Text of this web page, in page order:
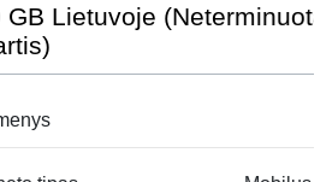
(Neterminuota